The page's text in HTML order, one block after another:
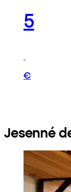
5
€
Jesenné